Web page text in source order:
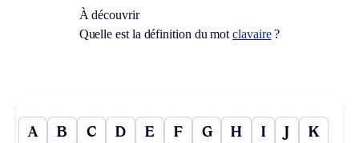
À découvrir
Quelle est la définition du motclavaire?
A B C D E F G H I J K